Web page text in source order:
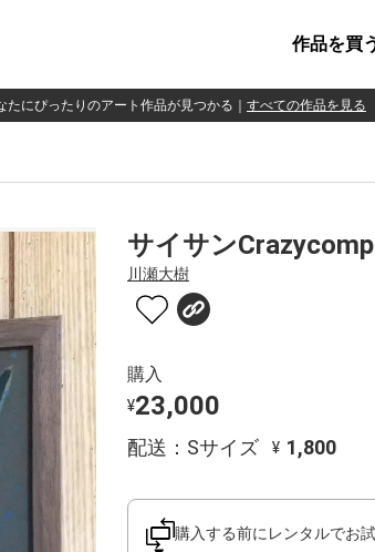
作品を買
たにぴったりのアート作品が見つかる すべての作品を見る
サイサン
川瀬大樹
購入
¥23,000
配送：Sサイズ ¥ 1,800
購入する前にレンタルでお